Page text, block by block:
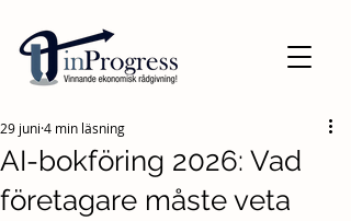
AI-bokföring 2026: Vad
företagare måste veta
29 juni 4 min läsning